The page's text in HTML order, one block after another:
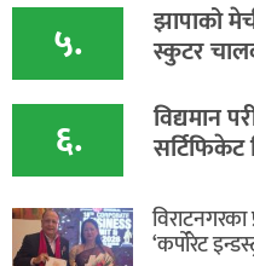
५. ​झापाको
स्कुटर
६. विद्यमान
सर्टिफिकेट
विराटनगरका
‘कर्पोरेट